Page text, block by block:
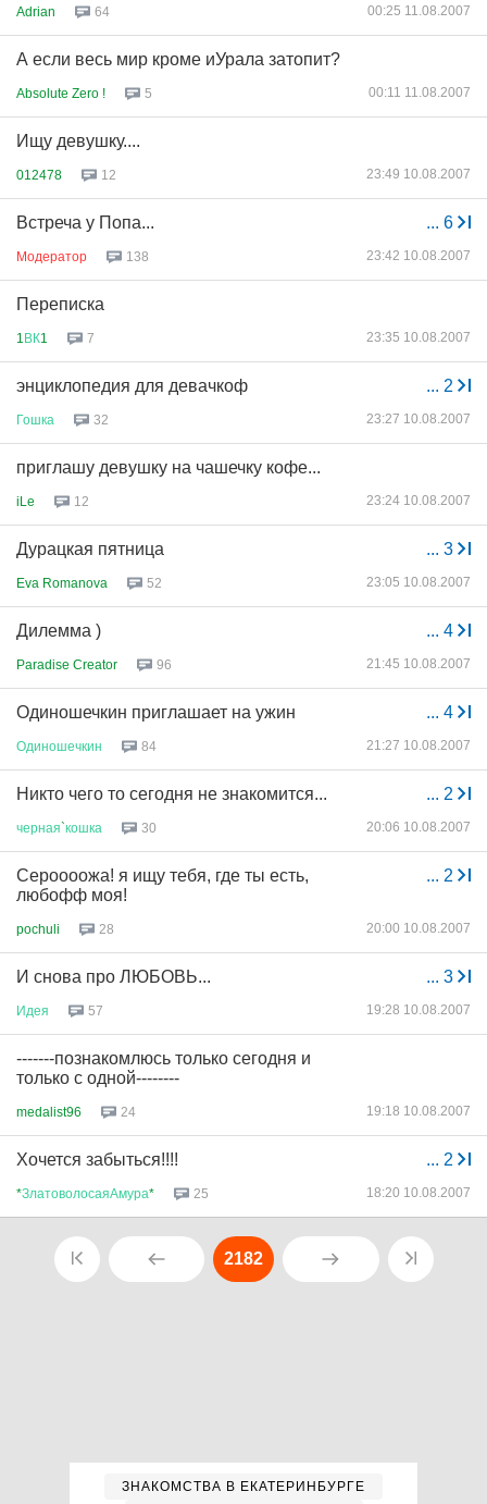
Adrian 64 00:25 11.08.2007
А если весь мир кроме иУрала затопит?
Absolute Zero ! 5 00:11 11.08.2007
Ищу девушку....
012478 12 23:49 10.08.2007
... 6
Встреча у Попа...
Модератор 138 23:42 10.08.2007
Переписка
1 ВК1 7 23:35 10.08.2007
... 2
энциклопедия для девачкоф
Гошка 32 23:27 10.08.2007
приглашу девушку на чашечку кофе...
iLe 12 23:24 10.08.2007
... 3
Дурацкая пятница
Eva Romanova 52 23:05 10.08.2007
... 4
Дилемма )
Paradise Creator 96 21:45 10.08.2007
... 4
Одиношечкин приглашает на ужин
Одиношечкин 84 21:27 10.08.2007
... 2
Никто чего то сегодня не знакомится...
черная`кошка 30 20:06 10.08.2007
... 2
Сероооожа! я ищу тебя, где ты есть,
любофф моя!
pochuli 28 20:00 10.08.2007
... 3
И снова про ЛЮБОВЬ...
Идея 57 19:28 10.08.2007
-------познакомлюсь только сегодня и
только с одной--------
medalist96 24 19:18 10.08.2007
... 2
Хочется забыться!!!!
*ЗлатоволосаяАмура* 25 18:20 10.08.2007
2182
ЗНАКОМСТВА В ЕКАТЕРИНБУРГЕ